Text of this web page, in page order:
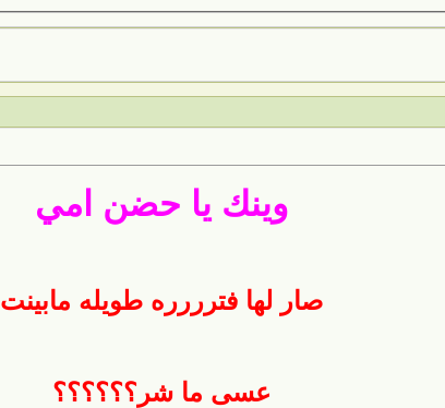
وينك يا حضن امي
صار لها فترررره طويله مابينت
عسى ما شر؟؟؟؟؟؟